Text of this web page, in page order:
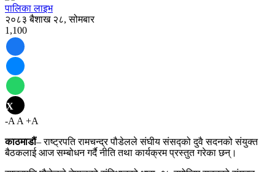
पालिका लाइभ
२०८३ बैशाख २८, सोमबार
1,100
X
-A A +A
काठमाडौं– राष्ट्रपति रामचन्द्र पौडेलले संघीय संसद्को दुवै सदनको संयुक्त
बैठकलाई आज सम्बोधन गर्दै नीति तथा कार्यक्रम प्रस्तुत गरेका छन्।